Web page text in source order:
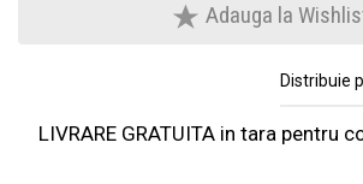
Adauga la
Distribuie
LIVRARE GRATUITA in tara pentru